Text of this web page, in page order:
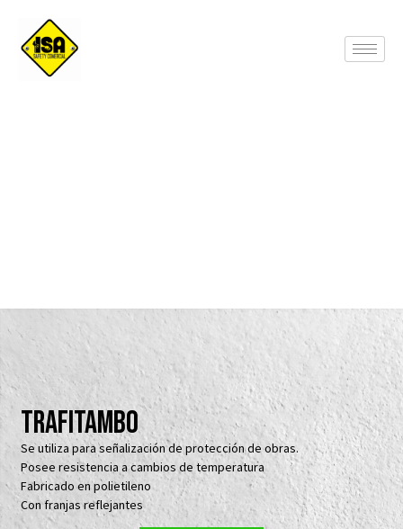
Trafitambo
Se utiliza para señalización de protección de obras.
Posee resistencia a cambios de temperatura
Fabricado en polietileno
Con franjas reflejantes